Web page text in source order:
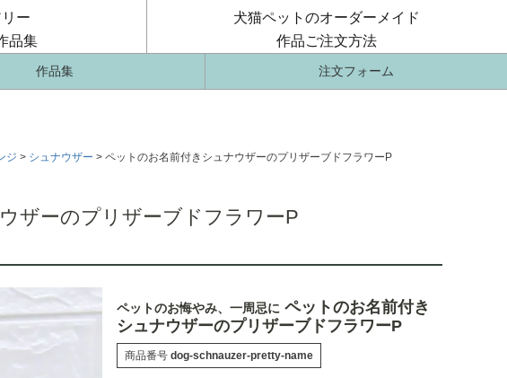
作品集 注文フォーム
犬猫ペットのオーダーメイド
作品ご注文方法
ー
品集
ジ シュナウザー ペットのお名前付きシュナウザーのプリザーブドフラワーP
ザーのプリザーブドフラワーP
ペットのお悔やみ、一周忌に ペットのお名前付き
シュナウザーのプリザーブドフラワーP
商品番号 dog-schnauzer-pretty-name